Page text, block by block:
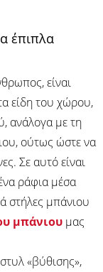
έπιπλα
είναι
είδη του χώρου,
ανάλογα με τη
ούτως ώστε να
Σε αυτό είναι
ράφια μέσα
στήλες μπάνιου
μπάνιου μας
«βύθισης»,